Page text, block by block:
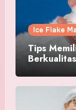
Ice Flake
Tips